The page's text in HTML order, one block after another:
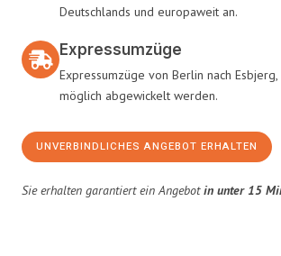
Deutschlands und europaweit an.
Expressumzüge
Expressumzüge von Berlin nach
möglich abgewickelt werden.
UNVERBINDLICHES ANGEBOT ERHALTEN
Sie erhalten garantiert ein Angebotin unter 15